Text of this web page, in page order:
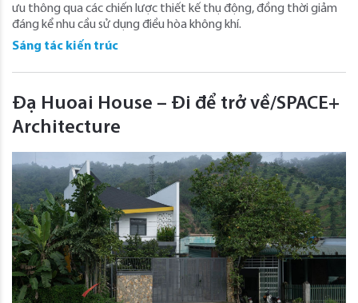
ưu thông qua các chiến lược thiết kế thụ động, đồng thời giảm
đáng kể nhu cầu sử dụng điều hòa không khí.
Sáng tác kiến trúc
Đạ Huoai House – Đi để trở về/SPACE+
Architecture